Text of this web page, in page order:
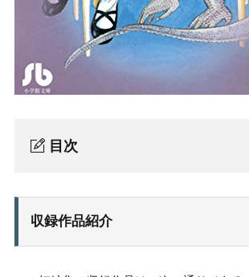
目次
「イグアナの娘」あらすじ・感想
あらすじ
収録作品紹介